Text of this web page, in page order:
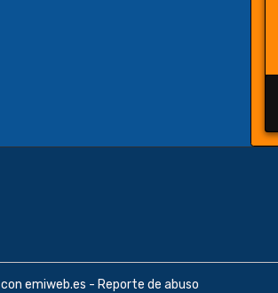
con emiweb.es - Reporte de abuso